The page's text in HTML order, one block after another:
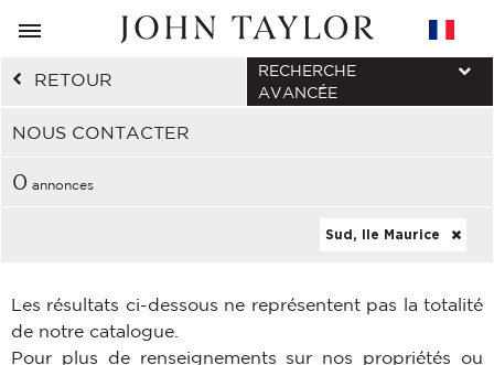
RETOUR
NOUS CONTACTER
RECHERCHE
AVANCÉE
0 annonces
Sud, Ile Maurice
Les résultats ci-dessous ne représentent pas la totalité
de notre catalogue.
Pour plus de renseignements sur nos propriétés ou